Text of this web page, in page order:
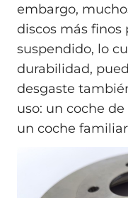
embargo,
discos más finos
suspendido, lo
durabilidad,
desgaste
uso: un coche
un coche